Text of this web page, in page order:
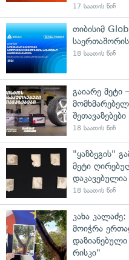
17 საათის წინ
თიბისიმ
18 საათის წინ
გაიარე
18 საათის წინ
"ყაზბეგის"
მეტი
18 საათის წინ
კახა
მოიჭრა
დაზიანებული
რისკი"